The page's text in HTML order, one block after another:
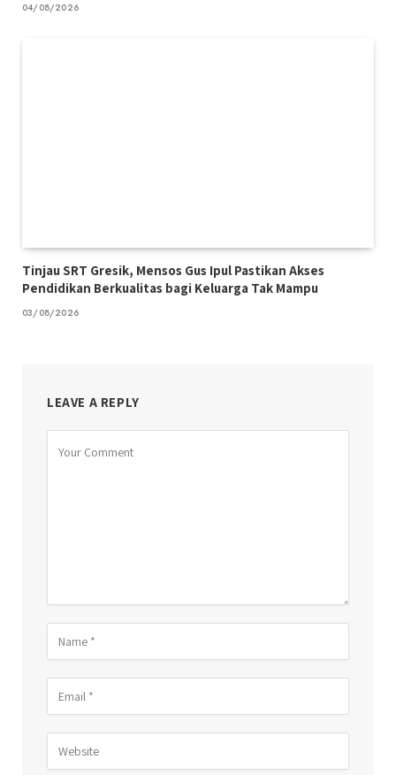
04/08/2026
Tinjau SRT Gresik, Mensos Gus Ipul Pastikan Akses
Pendidikan Berkualitas bagi Keluarga Tak Mampu
03/08/2026
LEAVE A REPLY